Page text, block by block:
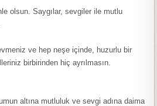
olsun. Saygılar, sevgiler ile mutlu
ve hep neşe içinde, huzurlu bir
birbirinden hiç ayrılmasın.
altına mutluluk ve sevgi adına daima